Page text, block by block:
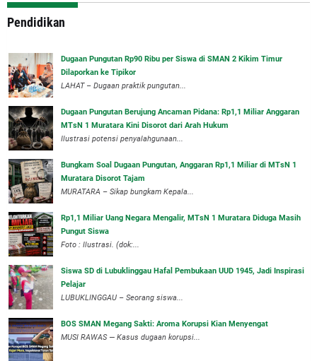
Pendidikan
Dugaan Pungutan Rp90 Ribu per Siswa di SMAN 2 Kikim Timur
Dilaporkan ke Tipikor
LAHAT – Dugaan praktik pungutan...
Dugaan Pungutan Berujung Ancaman Pidana: Rp1,1 Miliar Anggaran
MTsN 1 Muratara Kini Disorot dari Arah Hukum
Ilustrasi potensi penyalahgunaan...
Bungkam Soal Dugaan Pungutan, Anggaran Rp1,1 Miliar di MTsN 1
Muratara Disorot Tajam
‎MURATARA – Sikap bungkam Kepala...
‎Rp1,1 Miliar Uang Negara Mengalir, MTsN 1 Muratara Diduga Masih
Pungut Siswa
Foto : Ilustrasi. (dok:...
Siswa SD di Lubuklinggau Hafal Pembukaan UUD 1945, Jadi Inspirasi
Pelajar
LUBUKLINGGAU – Seorang siswa...
BOS SMAN Megang Sakti: Aroma Korupsi Kian Menyengat
MUSI RAWAS — Kasus dugaan korupsi...